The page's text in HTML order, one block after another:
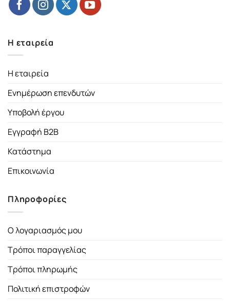
Η εταιρεία
Η εταιρεία
Ενημέρωση επενδυτών
Υποβολή έργου
Εγγραφή B2B
Κατάστημα
Επικοινωνία
Πληροφορίες
Ο λογαριασμός μου
Τρόποι παραγγελίας
Τρόποι πληρωμής
Πολιτική επιστροφών